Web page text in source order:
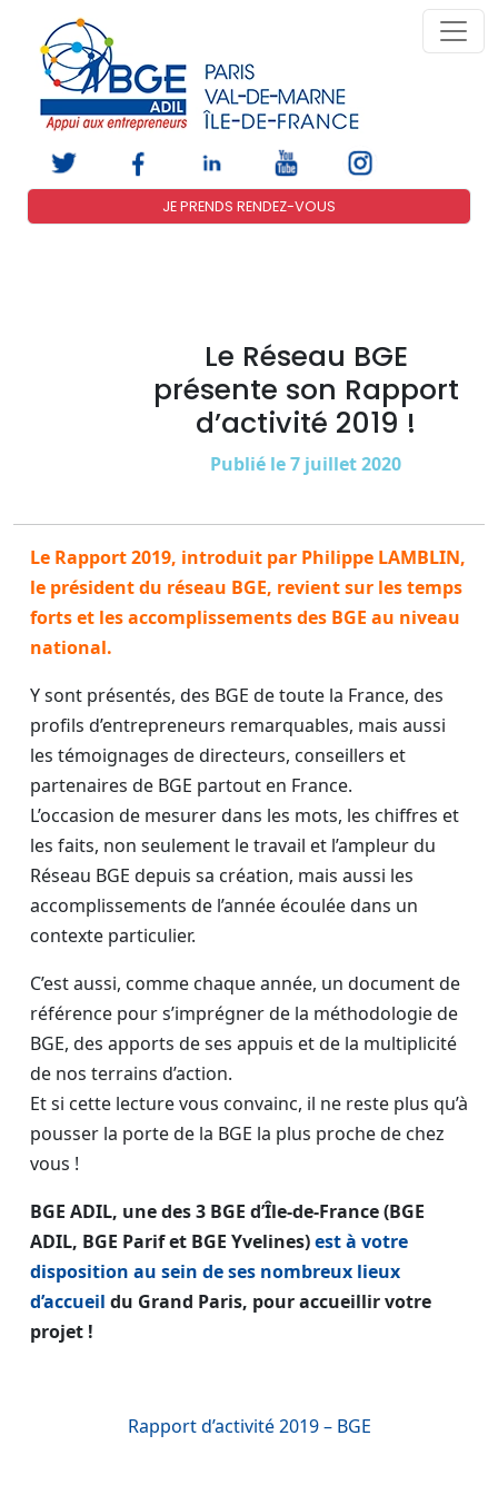
JE PRENDS RENDEZ-VOUS
Le Réseau BGE
présente son Rapport
d’activité 2019 !
Publié le 7 juillet 2020
Le Rapport 2019, introduit par Philippe LAMBLIN,
le président du réseau BGE, revient sur les temps
forts et les accomplissements des BGE au niveau
national.
Y sont présentés, des BGE de toute la France, des
profils d’entrepreneurs remarquables, mais aussi
les témoignages de directeurs, conseillers et
partenaires de BGE partout en France.
L’occasion de mesurer dans les mots, les chiffres et
les faits, non seulement le travail et l’ampleur du
Réseau BGE depuis sa création, mais aussi les
accomplissements de l’année écoulée dans un
contexte particulier.
C’est aussi, comme chaque année, un document de
référence pour s’imprégner de la méthodologie de
BGE, des apports de ses appuis et de la multiplicité
de nos terrains d’action.
Et si cette lecture vous convainc, il ne reste plus qu’à
pousser la porte de la BGE la plus proche de chez
vous !
BGE ADIL, une des 3 BGE d’Île-de-France (BGE
ADIL, BGE Parif et BGE Yvelines)est à votre
disposition au sein de ses nombreux lieux
d’accueil du Grand Paris, pour accueillir votre
projet !
Rapport d’activité 2019 – BGE